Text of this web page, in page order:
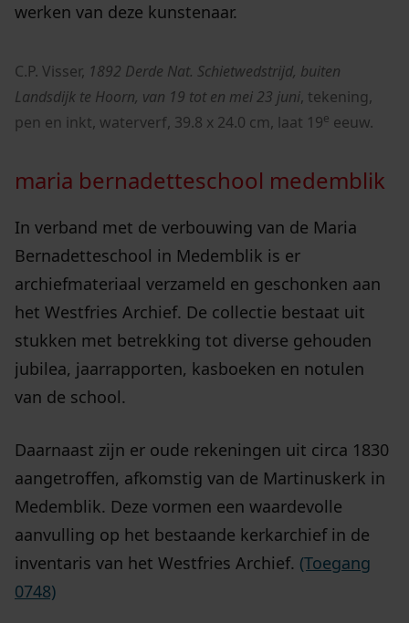
werken van deze kunstenaar.
C.P. Visser, 1892 Derde Nat. Schietwedstrijd, buiten
Landsdijk te Hoorn, van 19 tot en mei 23 juni, tekening,
pen en inkt, waterverf, 39.8 x 24.0 cm, laat 19e eeuw.
maria bernadetteschool medemblik
In verband met de verbouwing van de Maria
Bernadetteschool in Medemblik is er
archiefmateriaal verzameld en geschonken aan
het Westfries Archief. De collectie bestaat uit
stukken met betrekking tot diverse gehouden
jubilea, jaarrapporten, kasboeken en notulen
van de school.
Daarnaast zijn er oude rekeningen uit circa 1830
aangetroffen, afkomstig van de Martinuskerk in
Medemblik. Deze vormen een waardevolle
aanvulling op het bestaande kerkarchief in de
inventaris van het Westfries Archief. (Toegang
0748)